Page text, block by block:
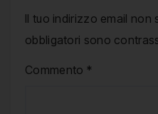
Il tuo indirizzo email non
obbligatori sono
Commento *